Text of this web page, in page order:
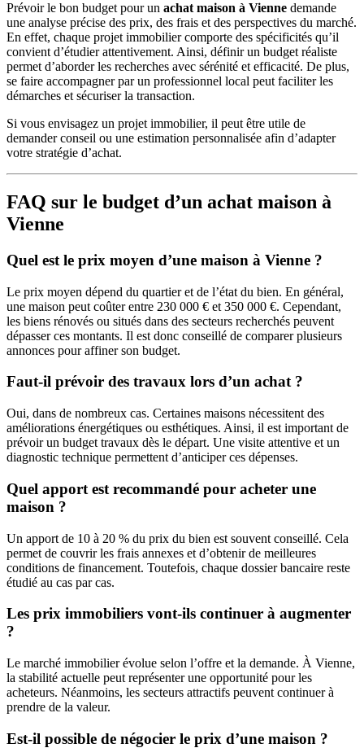
Prévoir le bon budget pour un achat maison à Vienne demande
une analyse précise des prix, des frais et des perspectives du marché.
En effet, chaque projet immobilier comporte des spécificités qu’il
convient d’étudier attentivement. Ainsi, définir un budget réaliste
permet d’aborder les recherches avec sérénité et efficacité. De plus,
se faire accompagner par un professionnel local peut faciliter les
démarches et sécuriser la transaction.
Si vous envisagez un projet immobilier, il peut être utile de
demander conseil ou une estimation personnalisée afin d’adapter
votre stratégie d’achat.
FAQ sur le budget d’un achat maison à
Vienne
Quel est le prix moyen d’une maison à Vienne ?
Le prix moyen dépend du quartier et de l’état du bien. En général,
une maison peut coûter entre 230 000 € et 350 000 €. Cependant,
les biens rénovés ou situés dans des secteurs recherchés peuvent
dépasser ces montants. Il est donc conseillé de comparer plusieurs
annonces pour affiner son budget.
Faut-il prévoir des travaux lors d’un achat ?
Oui, dans de nombreux cas. Certaines maisons nécessitent des
améliorations énergétiques ou esthétiques. Ainsi, il est important de
prévoir un budget travaux dès le départ. Une visite attentive et un
diagnostic technique permettent d’anticiper ces dépenses.
Quel apport est recommandé pour acheter une
maison ?
Un apport de 10 à 20 % du prix du bien est souvent conseillé. Cela
permet de couvrir les frais annexes et d’obtenir de meilleures
conditions de financement. Toutefois, chaque dossier bancaire reste
étudié au cas par cas.
Les prix immobiliers vont-ils continuer à augmenter
?
Le marché immobilier évolue selon l’offre et la demande. À Vienne,
la stabilité actuelle peut représenter une opportunité pour les
acheteurs. Néanmoins, les secteurs attractifs peuvent continuer à
prendre de la valeur.
Est-il possible de négocier le prix d’une maison ?